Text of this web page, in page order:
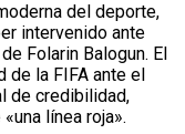
del deporte,
intervenido ante
Folarin Balogun. El
de la FIFA ante el
de credibilidad,
línea roja».